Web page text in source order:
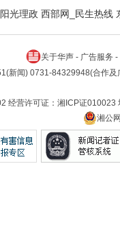
光理政 西部网_民生热线
关于华声 - 广告服务 -
新闻) 0731-84329948(合作及
经营许可证：湘ICP证
湘公